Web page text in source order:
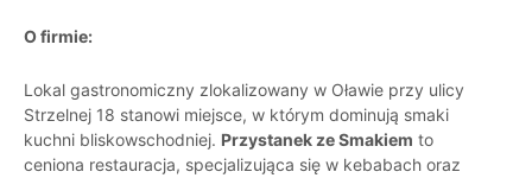
O firmie:
Lokal gastronomiczny zlokalizowany w Oławie przy ulicy
Strzelnej 18 stanowi miejsce, w którym dominują smaki
kuchni bliskowschodniej. Przystanek ze Smakiem to
ceniona restauracja, specjalizująca się w kebabach oraz